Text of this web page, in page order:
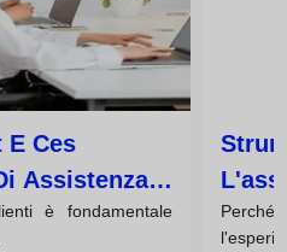
E Ces
Assistenza
è fondamentale